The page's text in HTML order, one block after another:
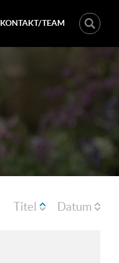
KONTAKT/TEAM
Titel Datum